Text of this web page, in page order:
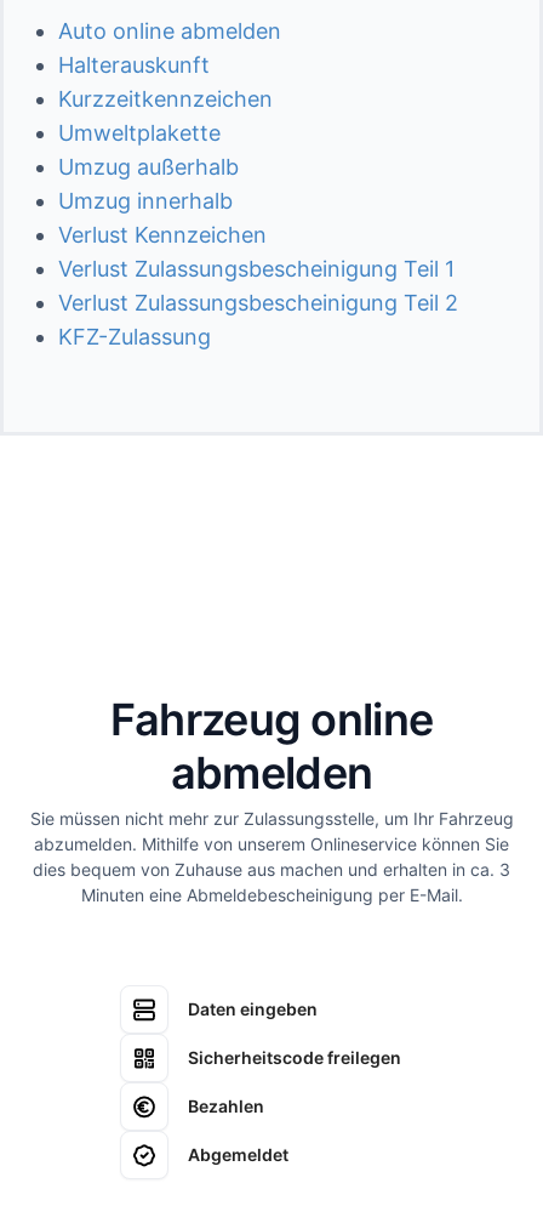
Auto online abmelden
Halterauskunft
Kurzzeitkennzeichen
Umweltplakette
Umzug außerhalb
Umzug innerhalb
Verlust Kennzeichen
Verlust Zulassungsbescheinigung Teil 1
Verlust Zulassungsbescheinigung Teil 2
KFZ-Zulassung
Fahrzeug online
abmelden
Sie müssen nicht mehr zur Zulassungsstelle, um Ihr Fahrzeug
abzumelden. Mithilfe von unserem Onlineservice können Sie
dies bequem von Zuhause aus machen und erhalten in ca. 3
Minuten eine Abmeldebescheinigung per E-Mail.
Daten eingeben
Sicherheitscode freilegen
Bezahlen
Abgemeldet